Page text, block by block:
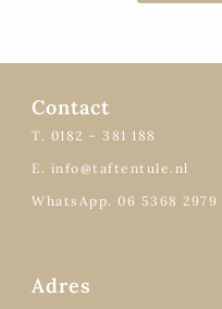
Contact
T. 0182 – 381 188
E. info@taftentule.nl
WhatsApp. 06 5368 2979
Adres